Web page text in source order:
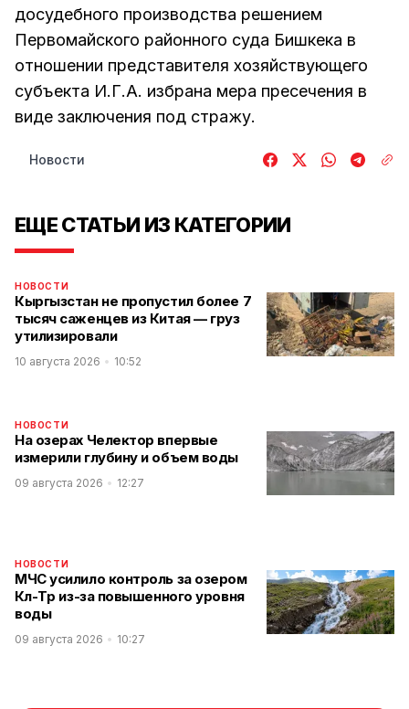
досудебного производства решением
Первомайского районного суда Бишкека в
отношении представителя хозяйствующего
субъекта И.Г.А. избрана мера пресечения в
виде заключения под стражу.
Новости
ЕЩЕ СТАТЬИ ИЗ КАТЕГОРИИ
НОВОСТИ
Кыргызстан не пропустил более 7
тысяч саженцев из Китая — груз
утилизировали
10 августа 2026 10:52
НОВОСТИ
На озерах Челектор впервые
измерили глубину и объем воды
09 августа 2026 12:27
НОВОСТИ
МЧС усилило контроль за озером
Көл-Төр из-за повышенного уровня
воды
09 августа 2026 10:27